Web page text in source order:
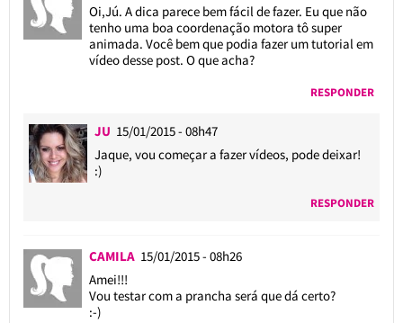
Oi,Jú. A dica parece bem fácil de fazer. Eu que não
tenho uma boa coordenação motora tô super
animada. Você bem que podia fazer um tutorial em
vídeo desse post. O que acha?
RESPONDER
JU 15/01/2015 - 08h47
Jaque, vou começar a fazer vídeos, pode deixar!
:)
RESPONDER
CAMILA 15/01/2015 - 08h26
Amei!!!
Vou testar com a prancha será que dá certo?
:-)